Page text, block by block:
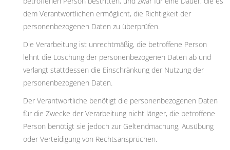
dem Verantwortlichen ermöglicht, die Richtigkeit der
personenbezogenen Daten zu überprüfen.
Die Verarbeitung ist unrechtmäßig, die betroffene Person
lehnt die Löschung der personenbezogenen Daten ab und
verlangt stattdessen die Einschränkung der Nutzung der
personenbezogenen Daten.
Der Verantwortliche benötigt die personenbezogenen Daten
für die Zwecke der Verarbeitung nicht länger, die betroffene
Person benötigt sie jedoch zur Geltendmachung, Ausübung
oder Verteidigung von Rechtsansprüchen.